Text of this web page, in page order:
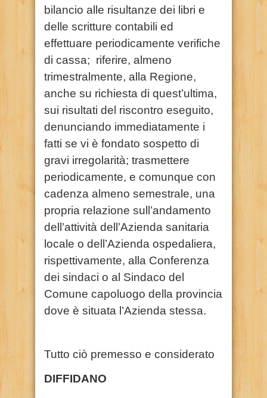
bilancio alle risultanze dei libri e
delle scritture contabili ed
effettuare periodicamente verifiche
di cassa; riferire, almeno
trimestralmente, alla Regione,
anche su richiesta di quest’ultima,
sui risultati del riscontro eseguito,
denunciando immediatamente i
fatti se vi è fondato sospetto di
gravi irregolarità; trasmettere
periodicamente, e comunque con
cadenza almeno semestrale, una
propria relazione sull’andamento
dell’attività dell’Azienda sanitaria
locale o dell’Azienda ospedaliera,
rispettivamente, alla Conferenza
dei sindaci o al Sindaco del
Comune capoluogo della provincia
dove è situata l’Azienda stessa.
Tutto ciò premesso e considerato
DIFFIDANO